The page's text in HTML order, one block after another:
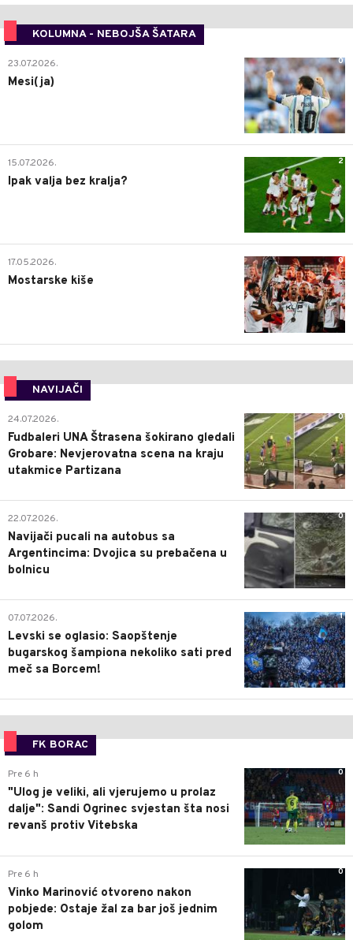
KOLUMNA - NEBOJŠA ŠATARA
0
23.07.2026.
Mesi(ja)
2
15.07.2026.
Ipak valja bez kralja?
0
17.05.2026.
Mostarske kiše
NAVIJAČI
0
24.07.2026.
Fudbaleri UNA Štrasena šokirano gledali
Grobare: Nevjerovatna scena na kraju
utakmice Partizana
0
22.07.2026.
Navijači pucali na autobus sa
Argentincima: Dvojica su prebačena u
bolnicu
1
07.07.2026.
Levski se oglasio: Saopštenje
bugarskog šampiona nekoliko sati pred
meč sa Borcem!
FK BORAC
0
Pre 6 h
"Ulog je veliki, ali vjerujemo u prolaz
dalje": Sandi Ogrinec svjestan šta nosi
revanš protiv Vitebska
0
Pre 6 h
Vinko Marinović otvoreno nakon
pobjede: Ostaje žal za bar još jednim
golom